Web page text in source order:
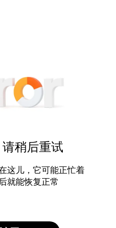
稍后重试
这儿，它可能正忙着
就能恢复正常